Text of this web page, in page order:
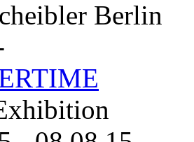
Berlin